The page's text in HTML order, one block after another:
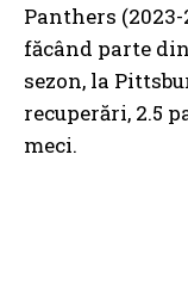
Panthers
făcând parte
sezon, la
recuperări, 2.5
meci.